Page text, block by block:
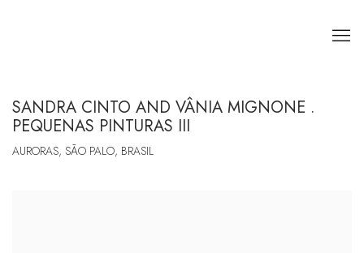
SANDRA CINTO AND VÂNIA MIGNONE .
PEQUENAS PINTURAS III
AURORAS, SÃO PALO, BRASIL